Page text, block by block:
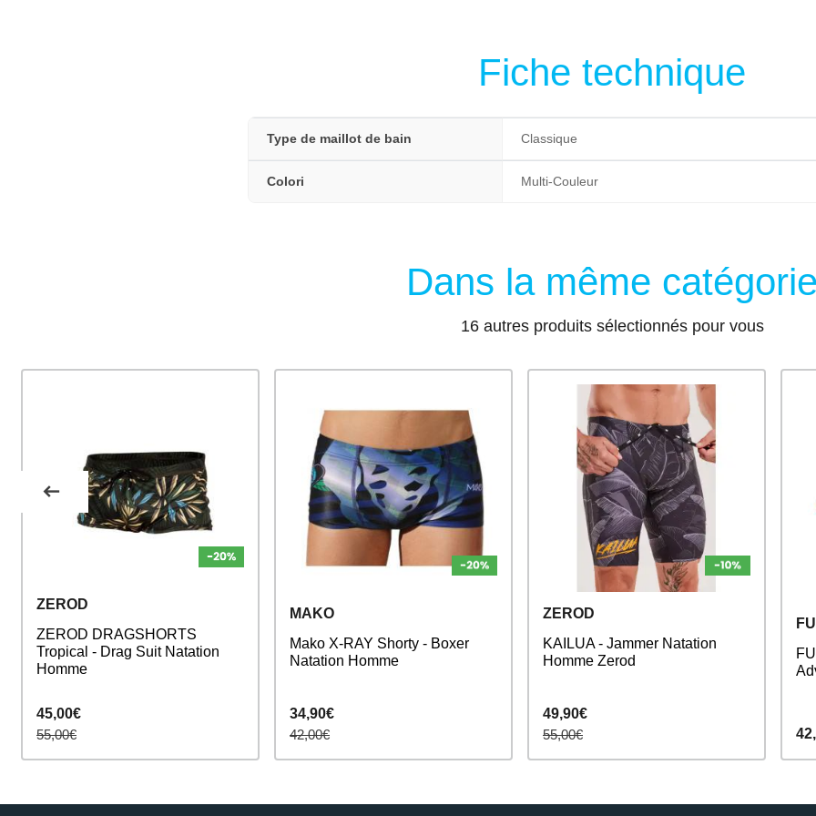
Fiche technique
Type de maillot de bain Classique
Colori Multi-Couleur
Dans la même
16 autres produits sélectionnés pour vous
ZEROD
ZEROD DRAGSHORTS
Tropical - Drag Suit Natation
Homme
45,00€
55,00€
MAKO
Mako X-RAY Shorty - Boxer
Natation Homme
34,90€
42,00€
ZEROD
KAILUA - Jammer Natation
Homme Zerod
49,90€
55,00€